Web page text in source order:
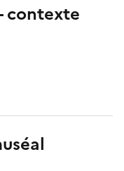
contexte